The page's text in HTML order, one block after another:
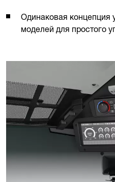
Одинаковая концепция
моделей для простого